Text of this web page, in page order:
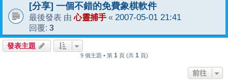
[分享] 一個不錯的免費象棋軟件
最後發表 由心靈捕手 « 2007-05-01 21:41
回覆: 3
發表主題
9 個主題 • 第 1 頁 (共 1 頁)
前往